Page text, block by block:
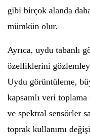
gibi birçok alanda
mümkün olur.
Ayrıca, uydu tabanlı
özelliklerini
Uydu görüntüleme,
kapsamlı veri
ve spektral sensörler
toprak kullanımı